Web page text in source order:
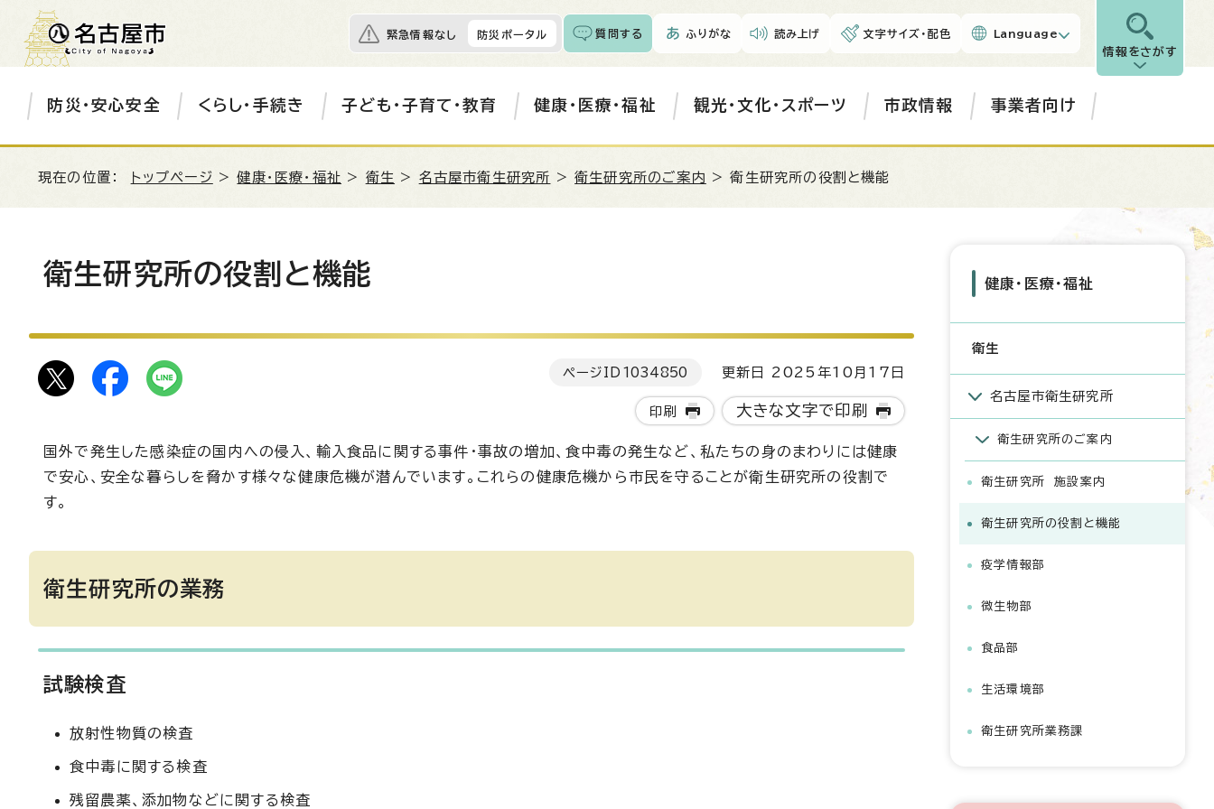
緊急情報なし 防災ポータル 質問する ふりがな 読み上げ 文字サイズ・配色 Language
情報をさがす
防災・安心安全 くらし・手続き 子ども・子育て・教育 健康・医療・福祉 観光・文化・スポーツ 市政情報 事業者向け
現在の位置： トップページ >健康・医療・福祉 > 衛生 > 名古屋市衛生研究所 >衛生研究所のご案内 > 衛生研究所の役割と機能
衛生研究所の役割と機能
ページID 1034850 更新日 2025年10月17日
印刷 大きな文字で印刷
国外で発生した感染症の国内への侵入、輸入食品に関する事件・事故の増加、食中毒の発生など、私たちの身のまわりには健康
で安心、安全な暮らしを脅かす様々な健康危機が潜んでいます。これらの健康危機から市民を守ることが衛生研究所の役割で
す。
衛生研究所の業務
試験検査
放射性物質の検査
食中毒に関する検査
残留農薬、添加物などに関する検査
健康・医療・福祉
衛生
名古屋市衛生研究所
衛生研究所のご案内
衛生研究所 施設案内
衛生研究所の役割と機能
疫学情報部
微生物部
食品部
生活環境部
衛生研究所業務課